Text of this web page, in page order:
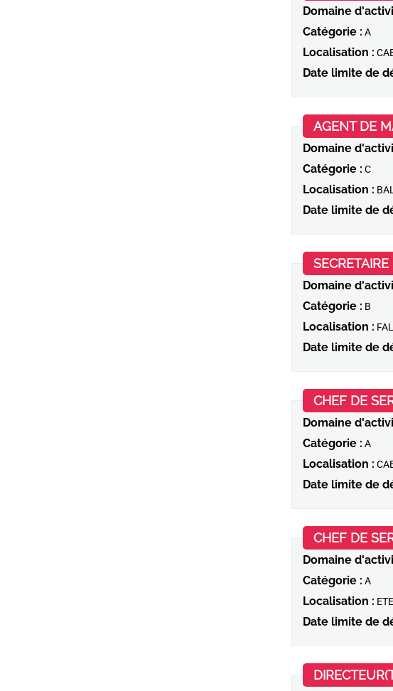
Domaine
Catégorie : A
Localisation :
Date limite de
AGENT DE
Domaine
Catégorie : C
Localisation :
Date limite de
Domaine
Catégorie : B
Localisation :
Date limite de
CHEF DE
Domaine
Catégorie : A
Localisation :
Date limite de
CHEF DE
Domaine
Catégorie : A
Localisation :
Date limite de